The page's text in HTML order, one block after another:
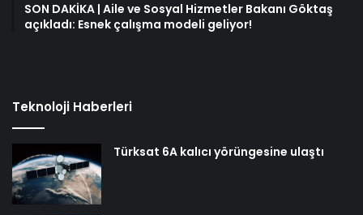
SON DAKİKA | Aile ve Sosyal Hizmetler Bakanı Göktaş
açıkladı: Esnek çalışma modeli geliyor!
Teknoloji Haberleri
Türksat 6A kalıcı yörüngesine ulaştı